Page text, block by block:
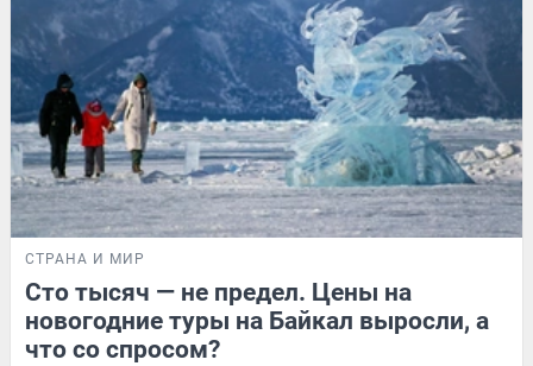
СТРАНА И МИР
Сто тысяч — не предел. Цены на
новогодние туры на Байкал выросли, а
что со спросом?